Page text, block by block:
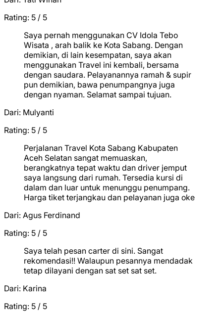
Rating: 5 / 5
Saya pernah menggunakan CV Idola Tebo
Wisata , arah balik ke Kota Sabang. Dengan
demikian, di lain kesempatan, saya akan
menggunakan Travel ini kembali, bersama
dengan saudara. Pelayanannya ramah & supir
pun demikian, bawa penumpangnya juga
dengan nyaman. Selamat sampai tujuan.
Dari: Mulyanti
Rating: 5 / 5
Perjalanan Travel Kota Sabang Kabupaten
Aceh Selatan sangat memuaskan,
berangkatnya tepat waktu dan driver jemput
saya langsung dari rumah. Tersedia kursi di
dalam dan luar untuk menunggu penumpang.
Harga tiket terjangkau dan pelayanan juga oke
Dari: Agus Ferdinand
Rating: 5 / 5
Saya telah pesan carter di sini. Sangat
rekomendasi!! Walaupun pesannya mendadak
tetap dilayani dengan sat set sat set.
Dari: Karina
Rating: 5 / 5